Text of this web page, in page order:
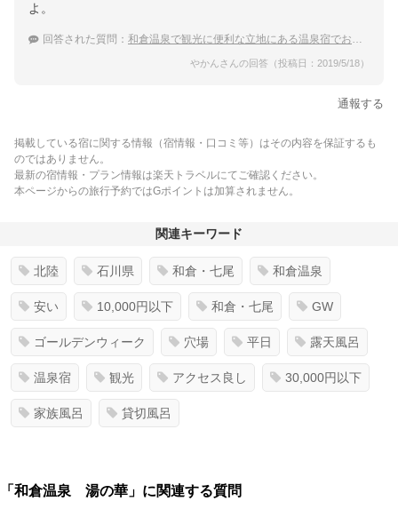
よ。
回答された質問： 和倉温泉で観光に便利な立地にある温泉宿でおすすめはありますか？
やかんさんの回答（投稿日：2019/5/18）
通報する
掲載している宿に関する情報（宿情報・口コミ等）はその内容を保証するも
のではありません。
最新の宿情報・プラン情報は楽天トラベルにてご確認ください。
本ページからの旅行予約ではGポイントは加算されません。
関連キーワード
北陸 石川県 和倉・七尾 和倉温泉
安い 10,000円以下 和倉・七尾 GW
ゴールデンウィーク 穴場 平日 露天風呂
温泉宿 観光 アクセス良し 30,000円以下
家族風呂 貸切風呂
「和倉温泉 湯の華」に関連する質問